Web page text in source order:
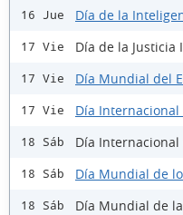
16 Jue Día de la
17 Vie Día de la Justicia
17 Vie Día Mundial del
17 Vie Día Internacional
18 Sáb Día Internacional
18 Sáb Día Mundial de
18 Sáb Día Mundial de